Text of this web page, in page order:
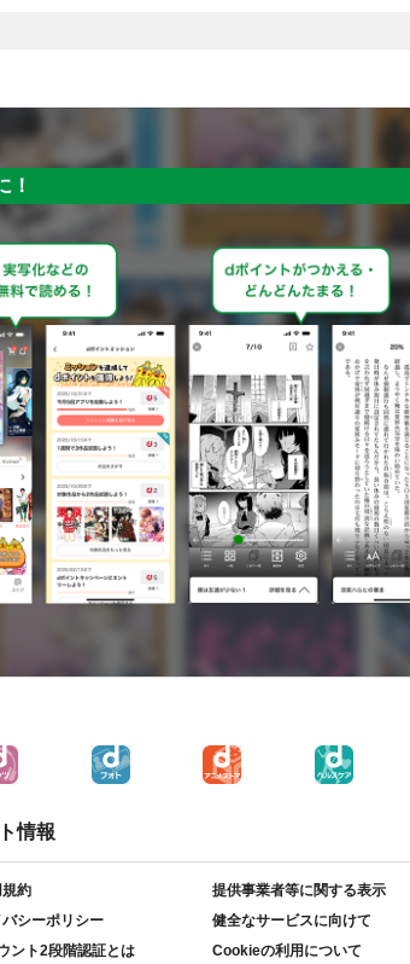
！
情報
規約
提供事業者等に関する表示
バシーポリシー
健全なサービスに向けて
ント2段階認証とは
Cookieの利用について